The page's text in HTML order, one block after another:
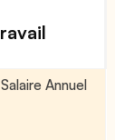
Annuel